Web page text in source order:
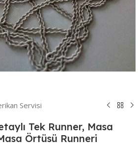
Servisi
Tek Runner, Masa
Örtüsü Runneri